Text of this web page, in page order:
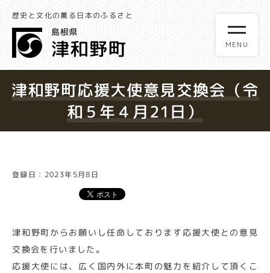
歴史と文化の薫る日本のふるさと
津和野町応援大使意見交換会（令
和５年４月21日）
登録日：2023年5月8日
津和野町からお願いし任命しております応援大使との意見
交換会を行いました。
応援大使には、広く国内外に本町の魅力を紹介して頂くこ